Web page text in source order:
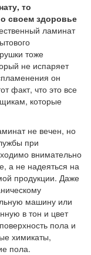
то
своем здоровье
ламинат
тоже
не испаряет
он
факт, что это все
которые
не вечен, но
при
внимательно
а не надеяться на
продукции. Даже
машину или
в тон и цвет
пола и
химикаты,
пола.